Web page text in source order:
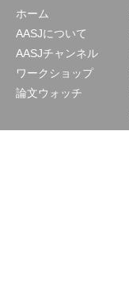
ホーム
AASJについて
AASJチャンネル
ワークショップ
論文ウォッチ